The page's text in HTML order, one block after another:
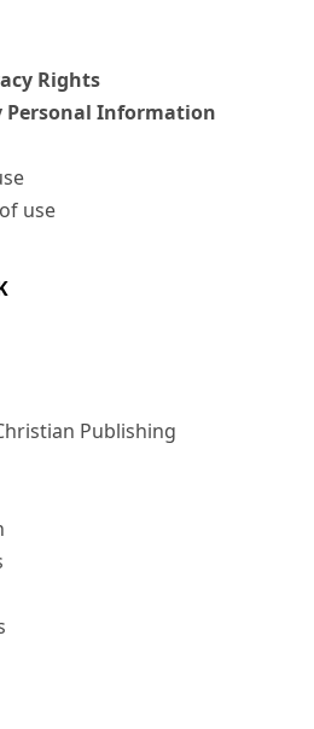
Rights
Personal Information
use
Publishing